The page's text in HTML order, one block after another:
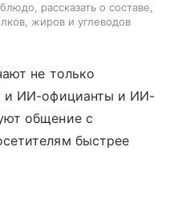
рассказать о составе,
жиров и углеводов
не только
и ИИ-официанты и ИИ-
общение с
быстрее